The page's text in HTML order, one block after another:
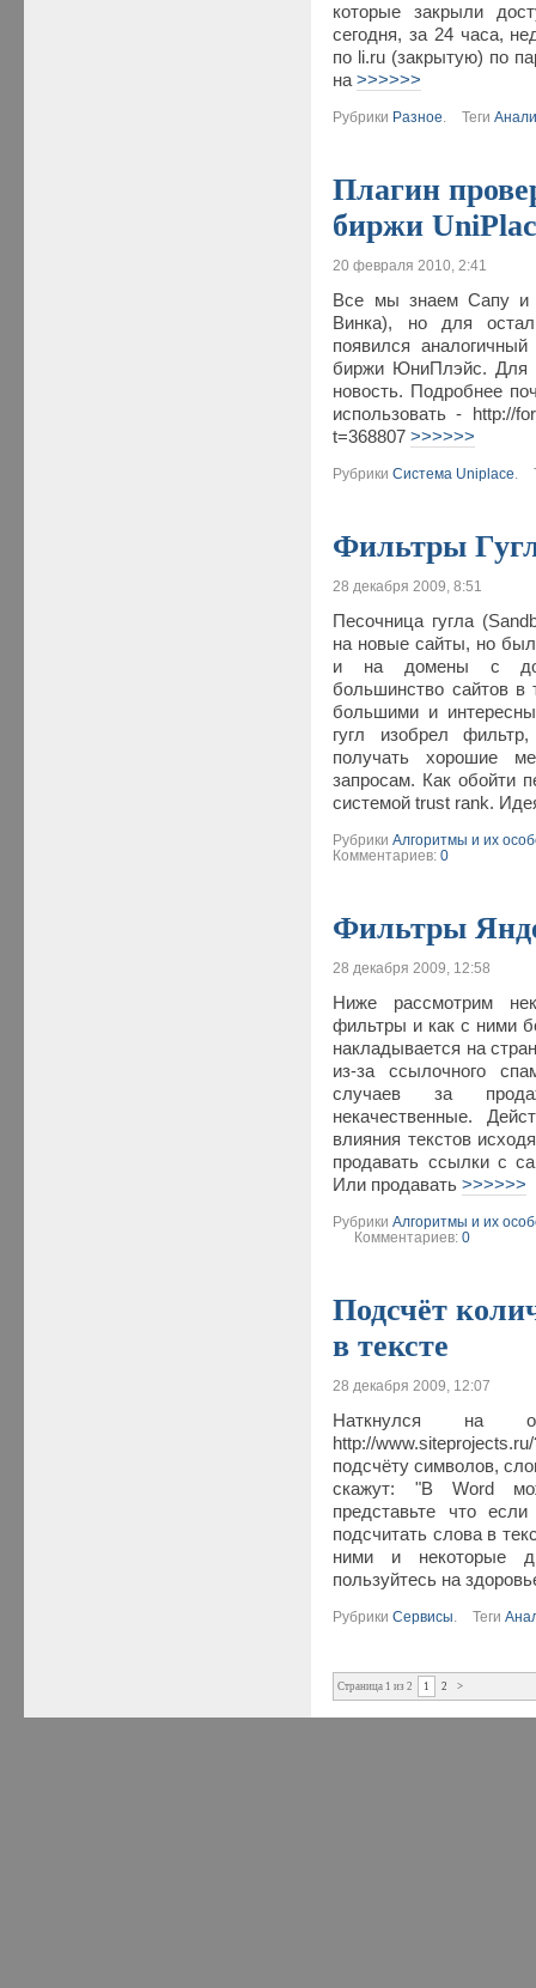
которые закрыли
сегодня, за 24 часа,
по li.ru (закрытую) по
на>>>>>>
Рубрики Разное Теги
Плагин
биржи
20 февраля 2010, 2:41
Все мы знаем Сапу и
Винка), но для
появился
биржи ЮниПлэйс. Для
новость. Подробнее
использовать - http://
t=368807>>>>>>
РубрикиСистема Uniplace
Фильтры
28 декабря 2009, 8:51
Песочница гугла
на новые сайты, но
и на домены с
большинство сайтов в
большими и
гугл изобрел
получать хорошие
запросам. Как обойти
системой trust rank.
РубрикиАлгоритмы и их
Комментариев:0
Фильтры
28 декабря 2009, 12:58
Ниже рассмотрим
фильтры и как с ними
накладывается на
из-за ссылочного
случаев за
некачественные.
влияния текстов
продавать ссылки с
Или продавать>>>>>>
РубрикиАлгоритмы и их
Комментариев:0
Подсчёт
в тексте
28 декабря 2009, 12:07
Наткнулся на
http://
подсчёту символов,
скажут: "В Word
представьте что
подсчитать слова в
ними и некоторые
пользуйтесь на
РубрикиСервисы Теги
Страница 1 из 2 1 2 >